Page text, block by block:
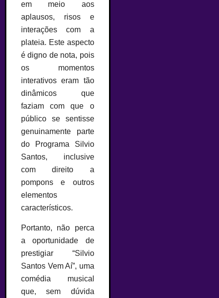
em meio aos
aplausos, risos e
interações com a
plateia. Este aspecto
é digno de nota, pois
os momentos
interativos eram tão
dinâmicos que
faziam com que o
público se sentisse
genuinamente parte
do Programa Silvio
Santos, inclusive
com direito a
pompons e outros
elementos
característicos.
Portanto, não perca
a oportunidade de
prestigiar “Silvio
Santos Vem Aí”, uma
comédia musical
que, sem dúvida